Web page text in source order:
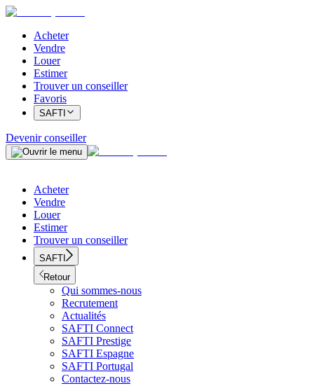
Acheter
Vendre
Louer
Estimer
Trouver un conseiller
Favoris
SAFTI
Devenir conseiller
Acheter
Vendre
Louer
Estimer
Trouver un conseiller
SAFTI
Retour
Qui sommes-nous
Recrutement
Actualités
SAFTI Connect
SAFTI Prestige
SAFTI Espagne
SAFTI Portugal
Contactez-nous